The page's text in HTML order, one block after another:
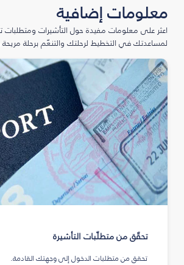
معلومات إضافية
اعثر على معلومات مفيدة حول التأشيرات ومتطلبات
لمساعدتك في التخطيط لرحلتك والتنعّم برحلة
تحقّق من متطلّبات التأشيرة
تحقق من متطلبات الدخول إلى وجهتك القادمة.